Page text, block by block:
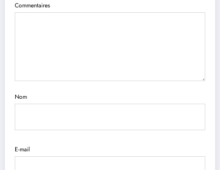
Commentaires
Nom
E-mail